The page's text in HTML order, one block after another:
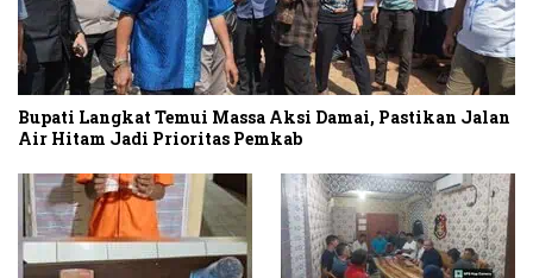
Bupati Langkat Temui Massa Aksi Damai, Pastikan Jalan
Air Hitam Jadi Prioritas Pemkab